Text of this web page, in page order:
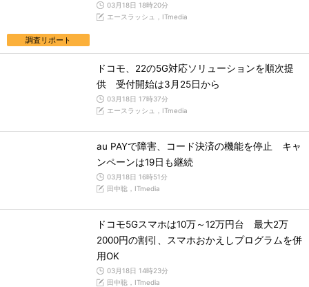
調査リポート
03月18日 18時20分
エースラッシュ，ITmedia
ドコモ、22の5G対応ソリューションを順次提
供 受付開始は3月25日から
03月18日 17時37分
エースラッシュ，ITmedia
au PAYで障害、コード決済の機能を停止 キャ
ンペーンは19日も継続
03月18日 16時51分
田中聡，ITmedia
ドコモ5Gスマホは10万～12万円台 最大2万
2000円の割引、スマホおかえしプログラムを併
用OK
03月18日 14時23分
田中聡，ITmedia